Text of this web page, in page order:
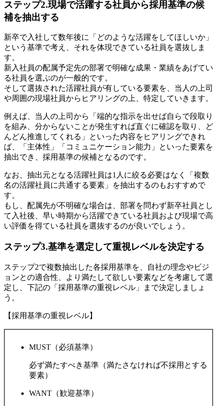
ステップ2.現場で活躍する社員から採用基準の候
補を抽出する
新卒で入社して数年後に「どのような活躍をしてほしいか」
という基準で考え、それを体現できている社員を選抜しま
す。
新入社員の配属予定先の部署で明確な成果・業績をあげてい
る社員を選ぶのが一般的です。
そして選抜された活躍社員が有している要素を、当人の上司
や周囲の現場社員からヒアリングの上、特定していきます。
例えば、当人の上司から「端的な指示を出せば自らで段取り
を組み、分からないことが発生すれば直ぐに確認を取り、ど
んどん推進してくれる」といった内容をヒアリングできれ
ば、「主体性」「コミュニケーション能力」といった要素を
抽出でき、採用基準の候補となるのです。
なお、抽出元となる活躍社員は1人に絞る必要はなく「複数
名の活躍社員に共通する要素」を抽出するのもおすすめで
す。
もし、配属先が不明確な場合は、部署を問わず新卒社員とし
て入社後、早い時期から活躍できている社員および現場で高
い評価を得ている社員を選抜するのが良いでしょう。
ステップ3.基準を選定して重視レベルを決定する
ステップ2で複数抽出した各採用基準を、自社の理念やビジ
ョンとの適合性、より満たして欲しい要素などを考慮して選
定し、下記の「採用基準の重視レベル」まで決定しましょ
う。
【採用基準の重視レベル】
MUST（必須基準）
必ず満たすべき基準（満たさなければ不採用とする
要素）
WANT（歓迎基準）